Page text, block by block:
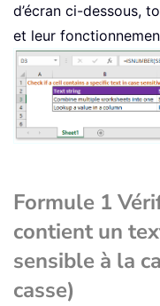
d’écran ci-dessous,
et leur
Formule 1
contient un
sensible à la
casse)